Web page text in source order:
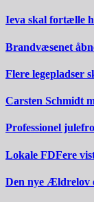
Ieva skal fortælle
Brandvæsenet
Flere legepladser
Carsten Schmidt
Professionel
Lokale FDFere
Den nye Ældrelov